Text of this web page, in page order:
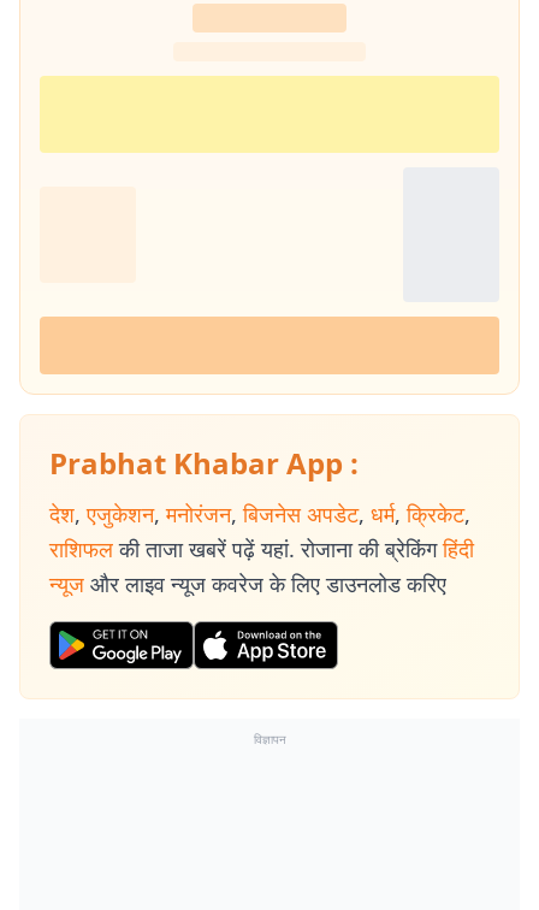
Prabhat Khabar App :
देश, एजुकेशन, मनोरंजन, बिजनेस अपडेट, धर्म, क्रिकेट,
राशिफल की ताजा खबरें पढ़ें यहां. रोजाना की ब्रेकिंग हिंदी
न्यूज और लाइव न्यूज कवरेज के लिए डाउनलोड करिए
विज्ञापन